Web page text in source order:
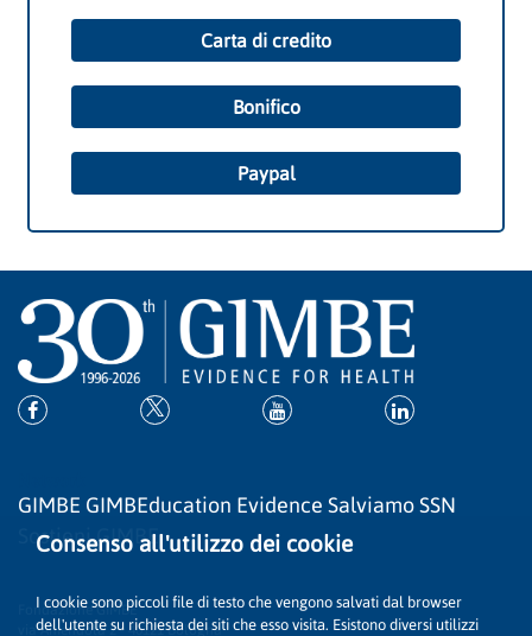
Carta di credito
Bonifico
Paypal
GIMBE GIMBEducation Evidence Salviamo SSN
Sostieni GIMBE
Fondazione GIMBE
via Amendola 2 - 40121 Bologna
Consenso all'utilizzo dei cookie
I cookie sono piccoli file di testo che vengono salvati dal browser
dell'utente su richiesta dei siti che esso visita. Esistono diversi utilizzi